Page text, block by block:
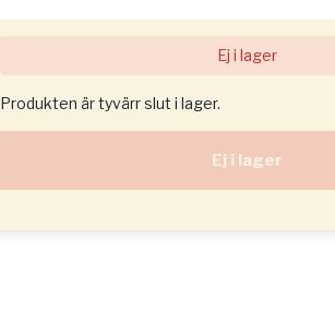
Ej i lager
Produkten är tyvärr slut i lager.
Ej i lager